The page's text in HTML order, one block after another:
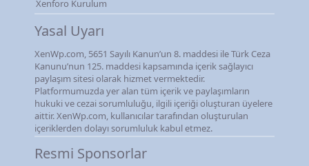
Xenforo Kurulum
Yasal Uyarı
XenWp.com, 5651 Sayılı Kanun’un 8. maddesi ile Türk Ceza
Kanunu’nun 125. maddesi kapsamında içerik sağlayıcı
paylaşım sitesi olarak hizmet vermektedir.
Platformumuzda yer alan tüm içerik ve paylaşımların
hukuki ve cezai sorumluluğu, ilgili içeriği oluşturan üyelere
aittir. XenWp.com, kullanıcılar tarafından oluşturulan
içeriklerden dolayı sorumluluk kabul etmez.
Resmi Sponsorlar